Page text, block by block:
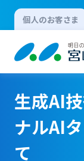
個人のお客さま
個人
生成AI
ナルAI
て